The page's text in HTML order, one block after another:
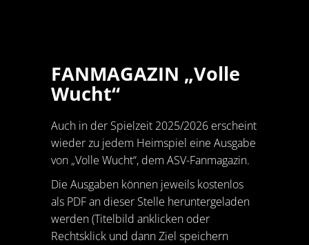
FANMAGAZIN „Volle
Wucht“
Auch in der Spielzeit 2025/2026 erscheint
wieder zu jedem Heimspiel eine Ausgabe
von „Volle Wucht“, dem ASV-Fanmagazin.
Die Ausgaben können jeweils kostenlos
als PDF an dieser Stelle heruntergeladen
werden (Titelbild anklicken oder
Rechtsklick und dann Ziel speichern